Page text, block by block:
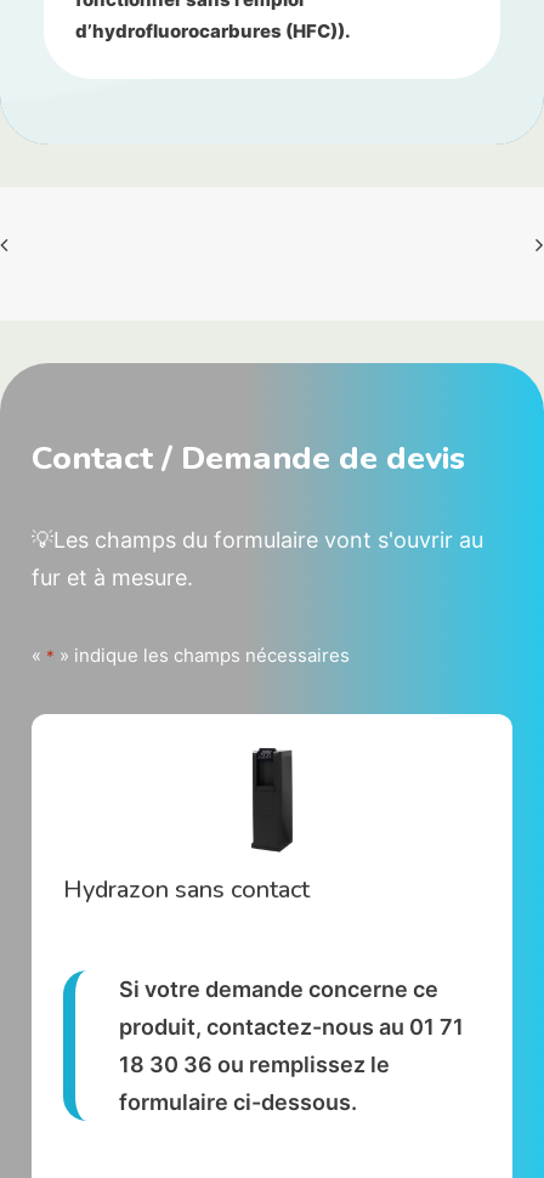
d’hydrofluorocarbures (HFC)).
Contact / Demande de devis
💡Les champs du formulaire vont s'ouvrir au
fur et à mesure.
« * » indique les champs nécessaires
Hydrazon sans contact
Si votre demande concerne ce
produit, contactez-nous au 01 71
18 30 36 ou remplissez le
formulaire ci-dessous.